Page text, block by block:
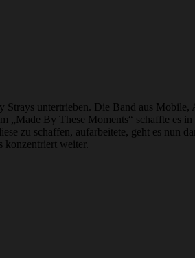
untertrieben. Die Band aus
„Made By These Moments“ schaffte es
zu schaffen, aufarbeitete, geht es
konzentriert weiter.